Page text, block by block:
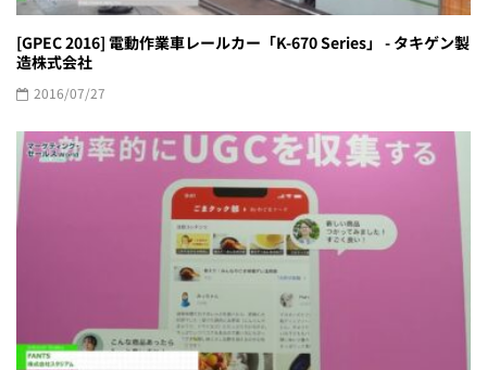
[GPEC 2016] 電動作業車レールカー「K-670 Series」 - タキゲン製
造株式会社
2016/07/27